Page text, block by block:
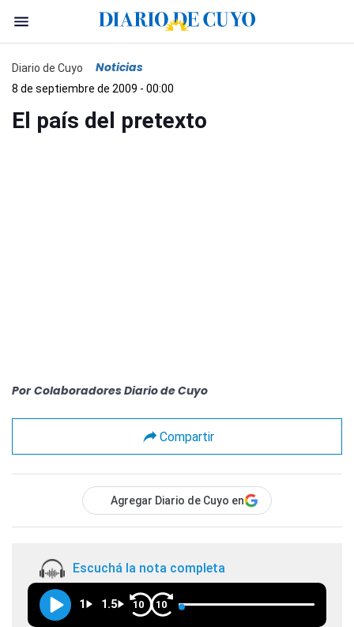
Diario de Cuyo Noticias
8 de septiembre de 2009 - 00:00
El país del pretexto
Por Colaboradores Diario de Cuyo
Compartir
Agregar Diario de Cuyo en
Escuchá la nota completa
1 1.5 10 10